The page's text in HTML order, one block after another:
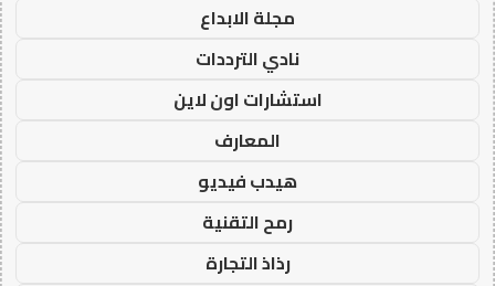
مجلة الابداع
نادي الترددات
استشارات اون لاين
المعارف
هيدب فيديو
رمح التقنية
رذاذ التجارة